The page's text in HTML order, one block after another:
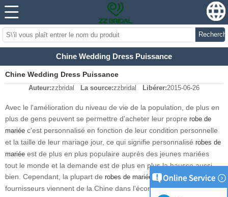
Chine Wedding Dress Puissance
Chine Wedding Dress Puissance
Auteur:zzbridal La source:zzbridal Libérer:2015-06-26
Avec le l'amélioration du niveau de vie de la population, de plus en
plus de gens peuvent se permettre d'acheter leur propre robe de
mariée c'est personnalisé en fonction de leur condition personnelle
et la taille de leur mariage jour, ce qui signifie personnalisé robes de
mariée est de plus en plus populaire auprès des jeunes mariées
tout le monde et la demande est de plus en plus la hausse aussi
bien. Cependant, la plupart de robes de mariée fabricants et
fournisseurs viennent de la Chine dans l'économie mondiale.